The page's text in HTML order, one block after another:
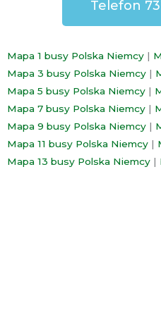
Telefon
Mapa 1 busy Polska Niemcy |
Mapa 3 busy Polska Niemcy |
Mapa 5 busy Polska Niemcy |
Mapa 7 busy Polska Niemcy |
Mapa 9 busy Polska Niemcy |
Mapa 11 busy Polska Niemcy |
Mapa 13 busy Polska Niemcy |